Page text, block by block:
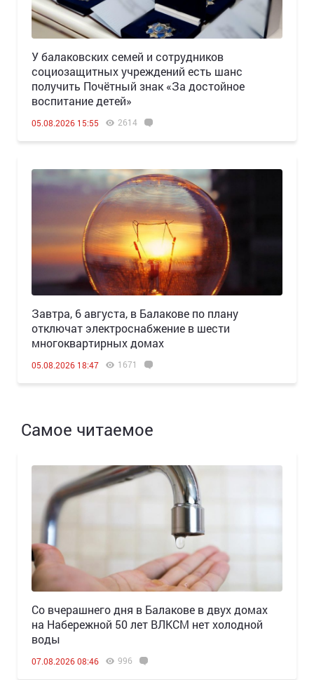
У балаковских семей и сотрудников
социозащитных учреждений есть шанс
получить Почётный знак «За достойное
воспитание детей»
05.08.2026 15:55 2614
Завтра, 6 августа, в Балакове по плану
отключат электроснабжение в шести
многоквартирных домах
05.08.2026 18:47 1671
Самое читаемое
Со вчерашнего дня в Балакове в двух домах
на Набережной 50 лет ВЛКСМ нет холодной
воды
07.08.2026 08:46 996